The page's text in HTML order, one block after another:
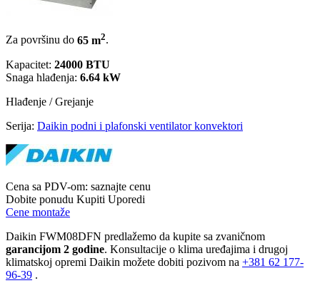
Za površinu do 65 m2.
Kapacitet: 24000 BTU
Snaga hlađenja: 6.64 kW
Hlađenje / Grejanje
Serija: Daikin podni i plafonski ventilator konvektori
Cena sa PDV-om: saznajte cenu
Dobite ponudu Kupiti Uporedi
Cene montaže
Daikin FWM08DFN predlažemo da kupite sa zvaničnom
garancijom 2 godine. Konsultacije o klima uređajima i drugoj
klimatskoj opremi Daikin možete dobiti pozivom na +381 62 177-
96-39 .